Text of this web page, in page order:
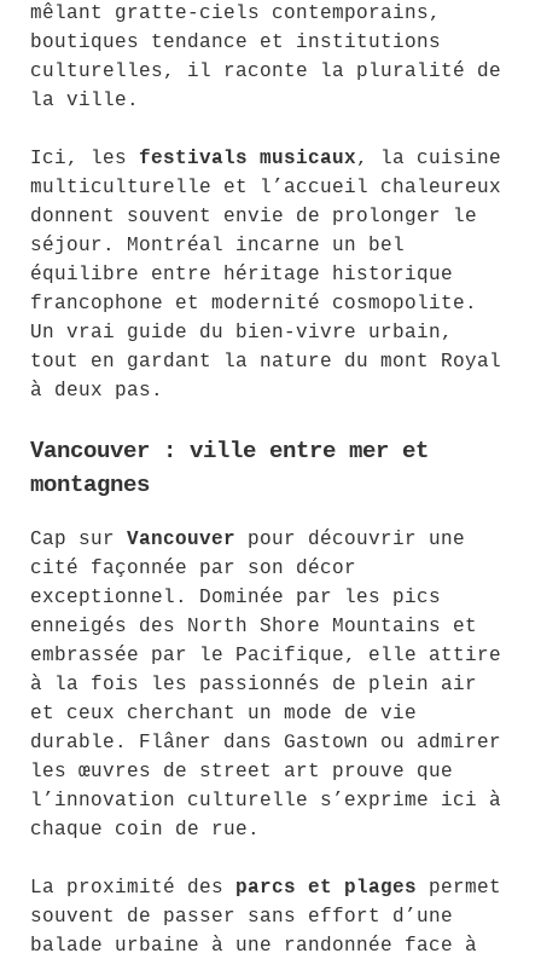
mêlant gratte-ciels contemporains,
boutiques tendance et institutions
culturelles, il raconte la pluralité de
la ville.
Ici, les festivals musicaux, la cuisine
multiculturelle et l’accueil chaleureux
donnent souvent envie de prolonger le
séjour. Montréal incarne un bel
équilibre entre héritage historique
francophone et modernité cosmopolite.
Un vrai guide du bien-vivre urbain,
tout en gardant la nature du mont Royal
à deux pas.
Vancouver : ville entre mer et
montagnes
Cap sur Vancouver pour découvrir une
cité façonnée par son décor
exceptionnel. Dominée par les pics
enneigés des North Shore Mountains et
embrassée par le Pacifique, elle attire
à la fois les passionnés de plein air
et ceux cherchant un mode de vie
durable. Flâner dans Gastown ou admirer
les œuvres de street art prouve que
l’innovation culturelle s’exprime ici à
chaque coin de rue.
La proximité des parcs et plages permet
souvent de passer sans effort d’une
balade urbaine à une randonnée face à